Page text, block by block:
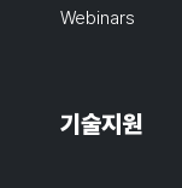
Webinars
기술지원